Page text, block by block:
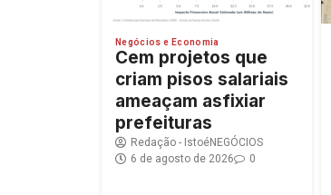
Negócios e Economia
Cem projetos que
criam pisos salariais
ameaçam asfixiar
prefeituras
Redação - IstoéNEGÓCIOS
6 de agosto de 2026
0